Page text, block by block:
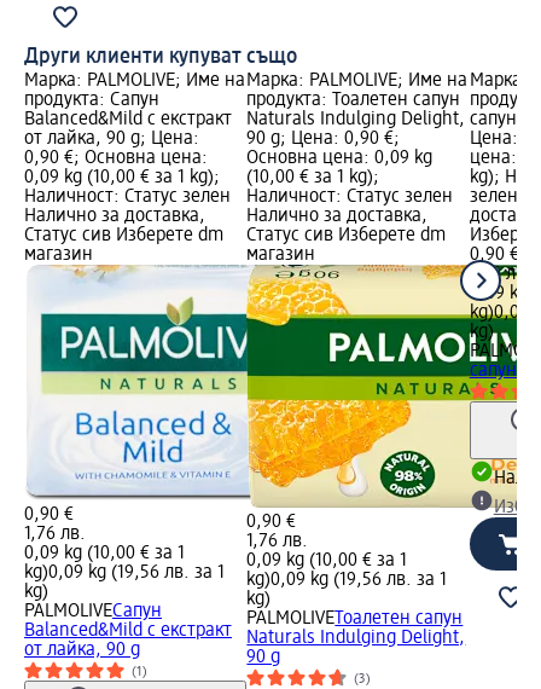
Други клиенти купуват също
Марка: PALMOLIVE; Име на
продукта: Сапун
Balanced&Mild с екстракт
от лайка, 90 g; Цена:
0,90 €; Основна цена:
0,09 kg (10,00 € за 1 kg);
Наличност: Статус зелен
Налично за доставка,
Статус сив Изберете dm
магазин
0,90 €
1,76 лв.
0,09 kg (10,00 € за 1
kg)0,09 kg (19,56 лв. за 1
kg)
PALMOLIVEСапун
Balanced&Mild с екстракт
от лайка, 90 g
(1)
Марка: PALMOLIVE; Име на
продукта: Тоалетен сапун
Naturals Indulging Delight,
90 g; Цена: 0,90 €;
Основна цена: 0,09 kg
(10,00 € за 1 kg);
Наличност: Статус зелен
Налично за доставка,
Статус сив Изберете dm
магазин
0,90 €
1,76 лв.
0,09 kg (10,00 € за 1
kg)0,09 kg (19,56 лв. за 1
kg)
PALMOLIVE Тоалетен сапун
Naturals Indulging Delight,
90 g
(3)
Марка:
сапун
Цена:
цена:
kg);
зелен
0,90 €
1,76 лв.
0,09 kg
kg)0,09
kg)
сапун